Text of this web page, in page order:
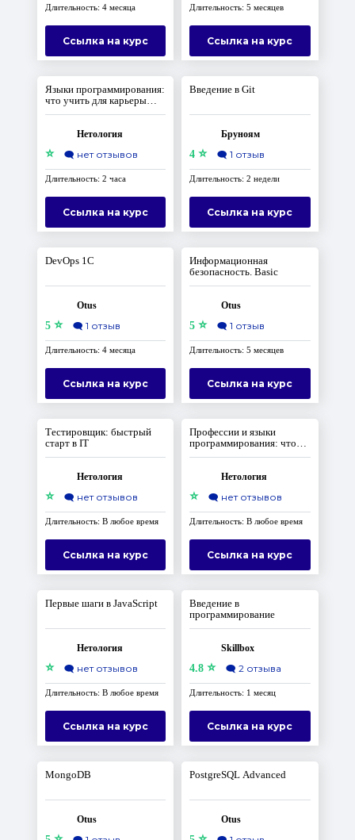
Длительность: 4 месяца
Ссылка на курс
Длительность: 5 месяцев
Ссылка на курс
Языки программирования:
что учить для карьеры
разработчика
Нетология
⭐ 🗨️ нет отзывов
Длительность: 2 часа
Ссылка на курс
Введение в Git
Бруноям
4 ⭐ 🗨️ 1 отзыв
Длительность: 2 недели
Ссылка на курс
DevOps 1С
Otus
5⭐ 🗨️ 1 отзыв
Длительность: 4 месяца
Ссылка на курс
Информационная
безопасность. Basic
Otus
5 ⭐ 🗨️ 1 отзыв
Длительность: 5 месяцев
Ссылка на курс
Тестировщик: быстрый
старт в IT
Нетология
⭐ 🗨️ нет отзывов
Длительность: В любое время
Ссылка на курс
Профессии и языки
программирования: что
выбрать
Нетология
⭐ 🗨️ нет отзывов
Длительность: В любое время
Ссылка на курс
Первые шаги в JavaScript
Нетология
⭐ 🗨️ нет отзывов
Длительность: В любое время
Ссылка на курс
Введение в
программирование
Skillbox
4.8 ⭐ 🗨️ 2 отзыва
Длительность: 1 месяц
Ссылка на курс
MongoDB
Otus
PostgreSQL Advanced
Otus